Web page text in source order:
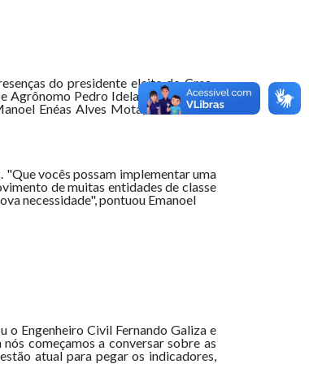
do presidente eleito do Crea-
Agrônomo Pedro Idelano de Alencar
Enéas Alves Mota, Medalha do
vocês possam implementar uma
de muitas entidades de classe
necessidade", pontuou Emanoel
o Engenheiro Civil Fernando Galiza e
começamos a conversar sobre as
atual para pegar os indicadores,